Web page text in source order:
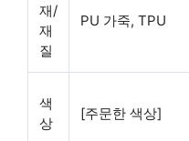
재/
재
질
PU 가죽, TPU
색
상
[주문한 색상]